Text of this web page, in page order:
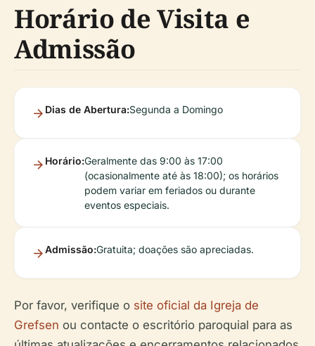
Horário de Visita e
Admissão
Dias de Abertura:Segunda a Domingo
Horário:Geralmente das 9:00 às 17:00
(ocasionalmente até às 18:00); os horários
podem variar em feriados ou durante
eventos especiais.
Admissão:Gratuita; doações são apreciadas.
Por favor, verifique o site oficial da Igreja de
Grefsen ou contacte o escritório paroquial para as